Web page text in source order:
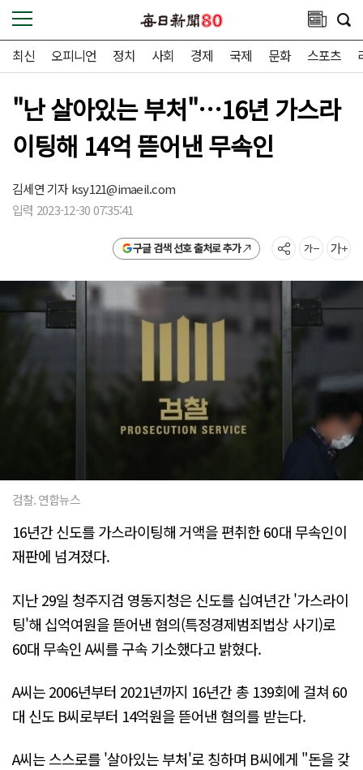
최신 오피니언 정치 사회 경제 국제 문화 스포츠
"난 살아있는 부처"…16년 가스라
이팅해 14억 뜯어낸 무속인
김세연 기자ksy121@imaeil.com
입력 2023-12-30 07:35:41
구글 검색 선호 출처로 추가
검찰. 연합뉴스
16년간 신도를 가스라이팅해 거액을 편취한 60대 무속인이
재판에 넘겨졌다.
지난 29일 청주지검 영동지청은 신도를 십여년간 '가스라이
팅'해 십억여원을 뜯어낸 혐의(특정경제범죄법상 사기)로
60대 무속인 A씨를 구속 기소했다고 밝혔다.
A씨는 2006년부터 2021년까지 16년간 총 139회에 걸쳐 60
대 신도 B씨로부터 14억원을 뜯어낸 혐의를 받는다.
A씨는 스스로를 '살아있는 부처'로 칭하며 B씨에게 "돈을 갖